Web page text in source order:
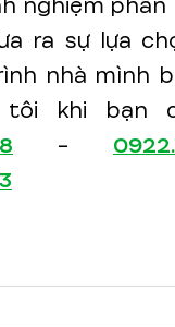
ra sự lựa
nhà mình
tôi khi bạn
-